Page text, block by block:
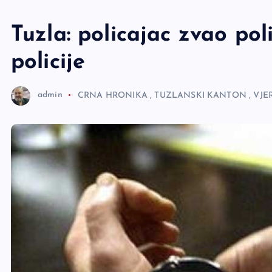
Tuzla: policajac zvao
policije
admin CRNA HRONIKA,TUZLANSKI KANTON ,